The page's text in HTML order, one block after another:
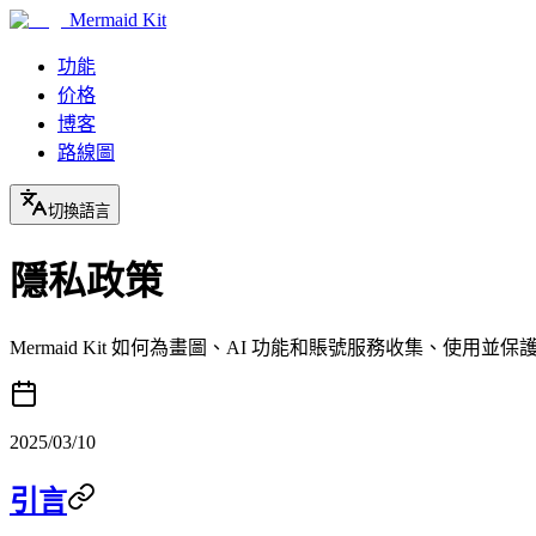
Mermaid Kit
功能
价格
博客
路線圖
切換語言
隱私政策
Mermaid Kit 如何為畫圖、AI 功能和賬號服務收集、使用並保
2025/03/10
引言